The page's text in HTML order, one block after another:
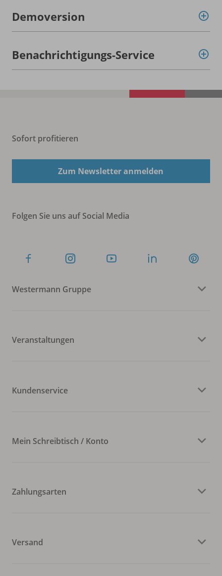
Demoversion
Benachrichtigungs-Service
Sofort profitieren
Zum Newsletter anmelden
Folgen Sie uns auf Social Media
Westermann Gruppe
Veranstaltungen
Kundenservice
Mein Schreibtisch / Konto
Zahlungsarten
Versand